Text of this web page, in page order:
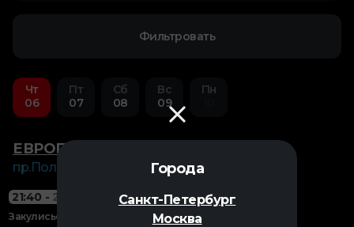
Города
Санкт-Петербург
Москва
Фильтровать
Чт
06
Пт
07
Сб
08
Вс
09
Пн
ЕВРОПОЛИС
пр.Полюстровский, д.84а
21:40 - 23:36 18+
Закулисье реальности